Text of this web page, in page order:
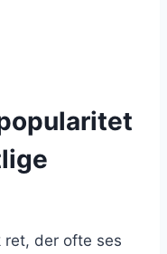
ret, der ofte ses